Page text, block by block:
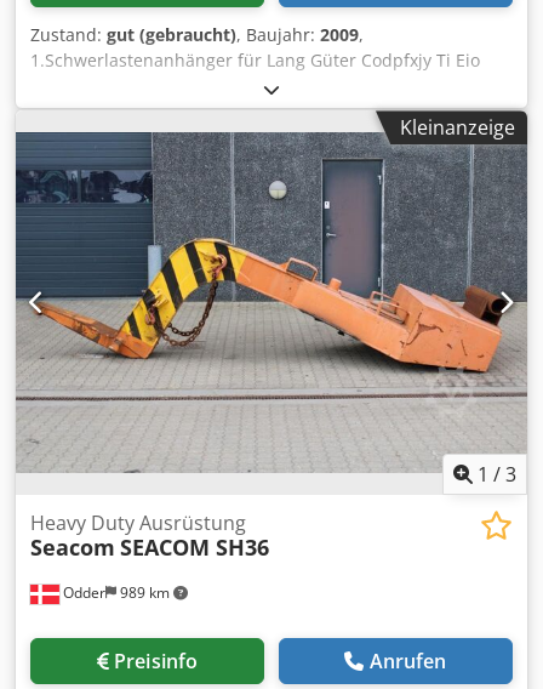
Zustand: gut (gebraucht), Baujahr: 2009,
1.Schwerlastenanhänger für Lang Güter Codpfxjy Ti Eio
Acyoha GÜNTER VB BG 5351 Bj.03.09 Traglast.3000 KG im
Gutem Zustand . Länge min: 5500 mm Max: 6850mm
Breite: 2200mm Höhe: 575 mm mit Stapler Deicksel Öse 40
mm . Eingengewicht.ca 750 KG .
Kleinanzeige
1 /3
Odder 989 km
Heavy Duty Ausrüstung
Seacom SEACOM SH36
Preisinfo Anrufen